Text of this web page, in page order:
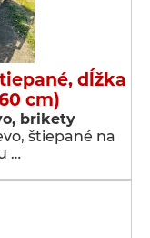
dĺžka
cm)
brikety
štiepané na
…